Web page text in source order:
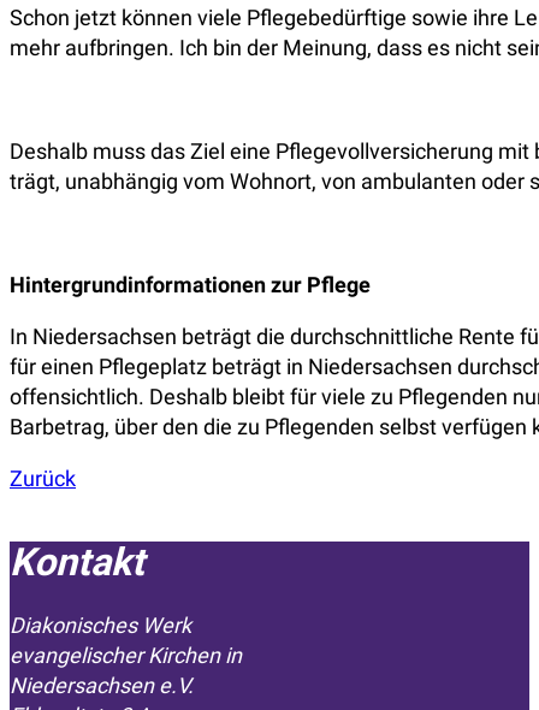
Schon jetzt können viele Pflegebedürftige sowie ihre
mehr aufbringen. Ich bin der Meinung, dass es nicht
Deshalb muss das Ziel eine Pflegevollversicherung
trägt, unabhängig vom Wohnort, von ambulanten
Hintergrundinformationen zur Pflege
In Niedersachsen beträgt die durchschnittliche Rente
für einen Pflegeplatz beträgt in Niedersachsen
offensichtlich. Deshalb bleibt für viele zu Pflegenden
Barbetrag, über den die zu Pflegenden selbst verfügen
Zurück
Kontakt
Diakonisches Werk
evangelischer Kirchen in
­Niedersachsen e.V.